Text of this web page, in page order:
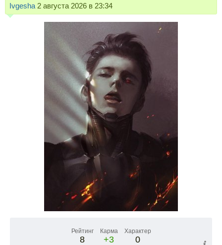
Ivgesha 2 августа 2026 в 23:34
Рейтинг
8
Карма
+3
Характер
0